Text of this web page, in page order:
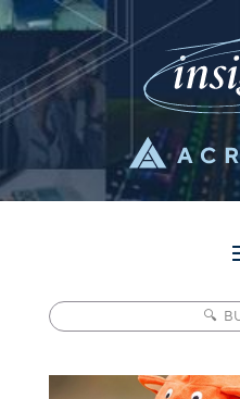
Pesquisar